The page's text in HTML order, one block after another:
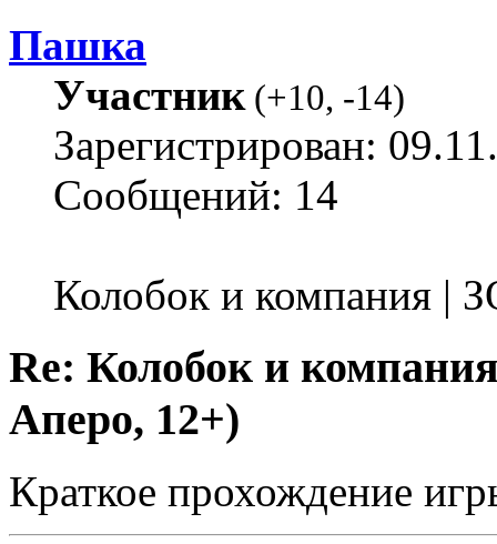
Пашка
Участник(+10, -14)
Зарегистрирован:
Сообщений: 14
Колобок и компания |
Re: Колобок и
Аперо, 12+)
Краткое прохождение